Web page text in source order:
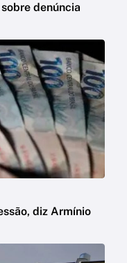
denúncia
diz Armínio